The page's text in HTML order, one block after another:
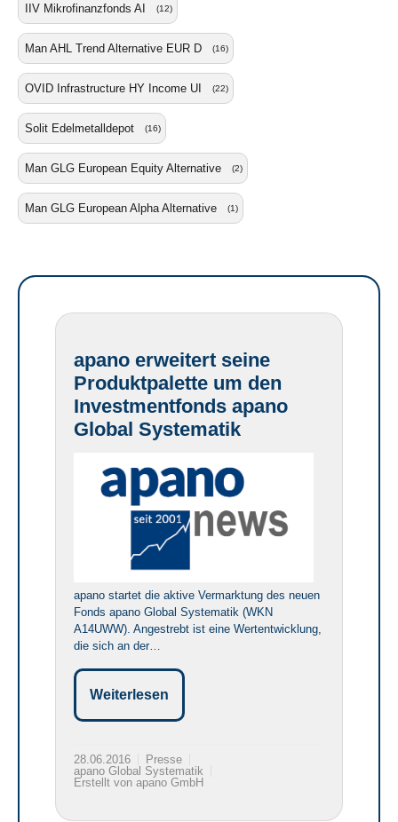
IIV Mikrofinanzfonds AI (12)
Man AHL Trend Alternative EUR D (16)
OVID Infrastructure HY Income UI (22)
Solit Edelmetalldepot (16)
Man GLG European Equity Alternative (2)
Man GLG European Alpha Alternative (1)
apano erweitert seine
Produktpalette um den
Investmentfonds apano
Global Systematik
apano startet die aktive Vermarktung des neuen
Fonds apano Global Systematik (WKN
A14UWW). Angestrebt ist eine Wertentwicklung,
die sich an der…
Weiterlesen
28.06.2016
Presse
apano Global Systematik
Erstellt von apano GmbH